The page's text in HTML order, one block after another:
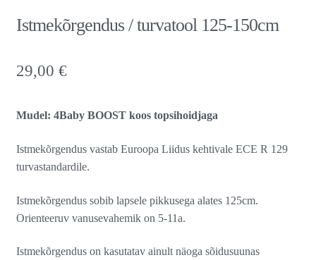
Istmekõrgendus / turvatool 125-150cm
29,00 €
Mudel: 4Baby BOOST koos topsihoidjaga
Istmekõrgendus vastab Euroopa Liidus kehtivale ECE R 129
turvastandardile.
Istmekõrgendus sobib lapsele pikkusega alates 125cm.
Orienteeruv vanusevahemik on 5-11a.
Istmekõrgendus on kasutatav ainult näoga sõidusuunas